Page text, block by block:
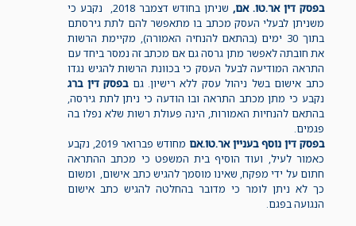
בפסק דין אר.טו. אם,
שניתן בחודש דצמבר 2018, נקבע כי
משניתן לבעלי העסק מכתב בו מתאפשר להם לתת גירסתם
בתוך 30 ימים (בהתאם להנחיה האמורה), מקיימת הרשות
את חובתה לאפשר מתן גרסה גם אם מכתב זה נמסר ביחד עם
התראה המודיעה לבעל העסק כי בכוונת הרשות להגיש נגדו
כתב אישום בשל ניהול עסק ללא רישיון. גםבפסק דין ברג
נקבע כי מתן מכתב התראה ובו הודעה כי ניתן לתת גירסה,
בהתאם להנחיות האמורות, הינה פעולת רשות שלא נפלו בה
פגמים.
בפסק דין נוסף בעניין אר.טו.אם
מחודש פברואר 2019, נקבע
כאמור לעיל, ועוד הוסיף בית המשפט כי מכתב ההתראה
חתום על ידי מפקח, שאינו מוסמך להגיש כתב אישום, ומשום
כך לא ניתן לומר כי מדובר בהחלטה להגיש כתב אישום
הנגועה בפגם.